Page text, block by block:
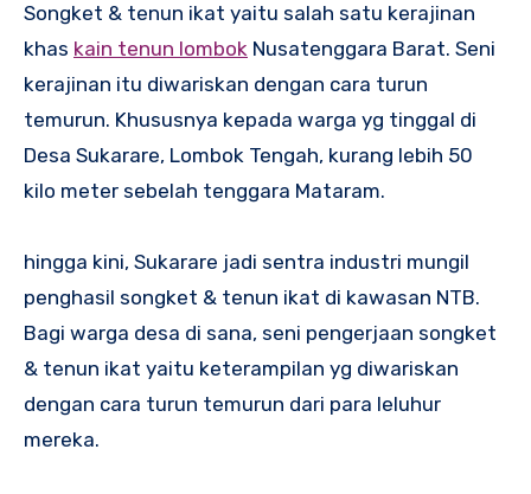
Songket & tenun ikat yaitu salah satu kerajinan
khas kain tenun lombok Nusatenggara Barat. Seni
kerajinan itu diwariskan dengan cara turun
temurun. Khususnya kepada warga yg tinggal di
Desa Sukarare, Lombok Tengah, kurang lebih 50
kilo meter sebelah tenggara Mataram.
hingga kini, Sukarare jadi sentra industri mungil
penghasil songket & tenun ikat di kawasan NTB.
Bagi warga desa di sana, seni pengerjaan songket
& tenun ikat yaitu keterampilan yg diwariskan
dengan cara turun temurun dari para leluhur
mereka.